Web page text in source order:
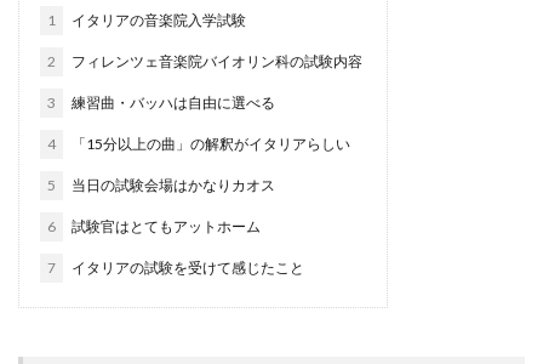
1 イタリアの音楽院入学試験
2 フィレンツェ音楽院バイオリン科の試験内容
3 練習曲・バッハは自由に選べる
4 「15分以上の曲」の解釈がイタリアらしい
5 当日の試験会場はかなりカオス
6 試験官はとてもアットホーム
7 イタリアの試験を受けて感じたこと